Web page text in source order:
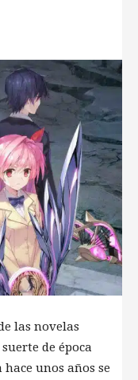
las novelas
de época
unos años se